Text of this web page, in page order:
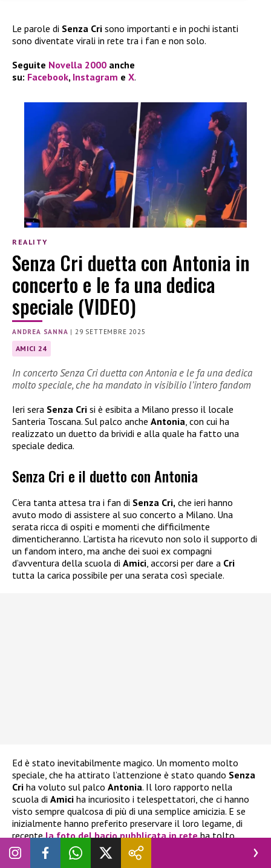
Le parole di Senza Cri sono importanti e in pochi istanti
sono diventate virali in rete tra i fan e non solo.
Seguite Novella 2000 anche
su: Facebook, Instagram e X.
REALITY
Senza Cri duetta con Antonia in
concerto e le fa una dedica
speciale (VIDEO)
ANDREA SANNA |29 SETTEMBRE 2025
AMICI 24
In concerto Senza Cri duetta con Antonia e le fa una dedica
molto speciale, che ha mandato in visibilio l’intero fandom
Ieri sera Senza Cri si è esibita a Milano presso il locale
Santeria Toscana. Sul palco anche Antonia , con cui ha
realizzato un duetto da brividi e alla quale ha fatto una
speciale dedica.
Senza Cri e il duetto con Antonia
C’era tanta attesa tra i fan di Senza Cri, che ieri hanno
avuto modo di assistere al suo concerto a Milano. Una
serata ricca di ospiti e momenti che difficilmente
dimenticheranno. L’artista ha ricevuto non solo il supporto di
un fandom intero, ma anche dei suoi ex compagni
d’avventura della scuola di Amici, accorsi per dare a Cri
tutta la carica possibile per una serata così speciale.
Ed è stato inevitabilmente magico. Un momento molto
speciale, che ha attirato l’attenzione è stato quando Senza
Cri ha voluto sul palco Antonia. Il loro rapporto nella
scuola di Amici ha incuriosito i telespettatori, che ci hanno
visto sempre qualcosa di più di una semplice amicizia. E se
inizialmente hanno preferito preservare il loro legame, di
recentela foto del bacio pubblicata in reteha tolto
qualsiasi dubbio, anche ai più scettici (semmai ce ne fosse il
bisogno)